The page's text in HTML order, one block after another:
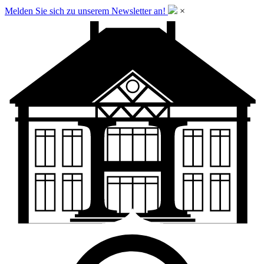
Melden Sie sich zu unserem Newsletter an! ×